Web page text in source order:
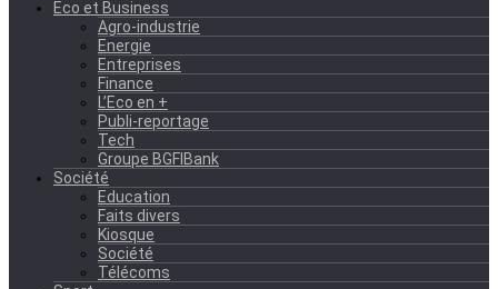
Eco et Business
Agro-industrie
Energie
Entreprises
Finance
L’Eco en +
Publi-reportage
Tech
Groupe BGFIBank
Société
Education
Faits divers
Kiosque
Société
Télécoms